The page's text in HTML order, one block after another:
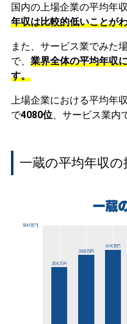
国内の上場企業の平均年
年収は比較的低いことが
また、サービス業でみた
で、 業界全体の平均年収
す。
上場企業における平均年
で4080位、サービス業内
一蔵の平均年収の